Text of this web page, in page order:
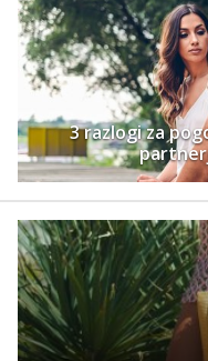
3 razlogi za